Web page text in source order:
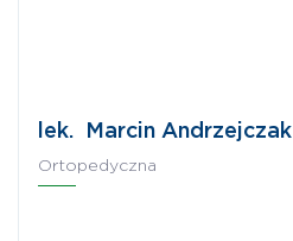
lek. Marcin Andrzejczak
Ortopedyczna